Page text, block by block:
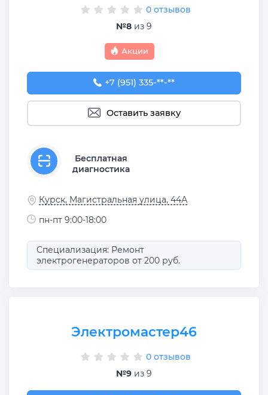
0 отзывов
№8 из 9
Акции
+7 (951) 335-05-88
+7 (951) 335-**-**
Оставить заявку
Бесплатная
диагностика
Курск, Магистральная улица, 44А
пн-пт 9:00-18:00
Специализация: Ремонт
электрогенераторов от 200 руб.
Электромастер46
0 отзывов
№9 из 9